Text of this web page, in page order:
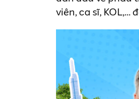
viên, ca sĩ, KOL,...